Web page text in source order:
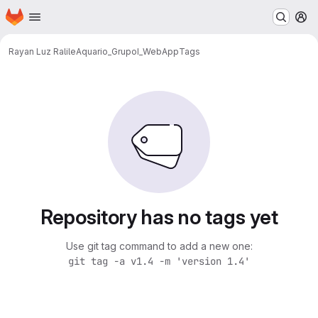
Skip to main content
Homepage
Rayan Luz RalileAquario_GrupoI_WebAppTags
Repository has no tags yet
Use git tag command to add a new one:
git tag -a v1.4 -m 'version 1.4'